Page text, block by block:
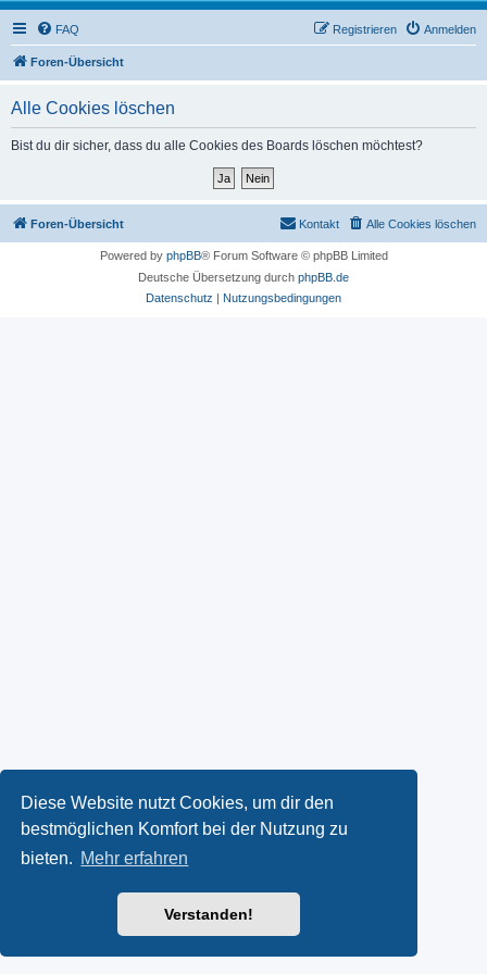
Diese Website nutzt Cookies, um dir den
bestmöglichen Komfort bei der Nutzung zu
bieten. Mehr erfahren
Verstanden!
FAQ Anmelden
Registrieren
Foren-Übersicht
Alle Cookies löschen
Bist du dir sicher, dass du alle Cookies des Boards löschen möchtest?
Foren-Übersicht Alle Cookies löschen
Kontakt
Powered by phpBB® Forum Software © phpBB Limited
Deutsche Übersetzung durch phpBB.de
Datenschutz | Nutzungsbedingungen